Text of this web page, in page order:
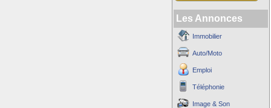
Les Annonces
Immobilier
Auto/Moto
Emploi
Téléphonie
Image & Son